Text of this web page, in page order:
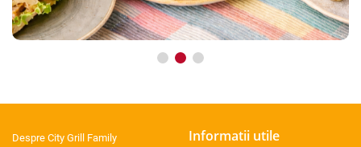
Despre City Grill Family
Informatii utile